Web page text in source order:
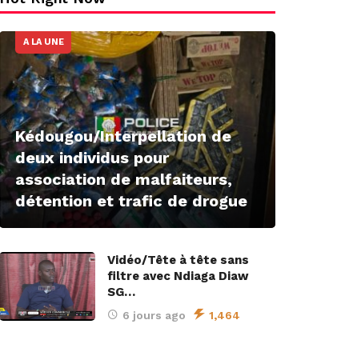
A LA UNE
Kédougou/Interpellation de
deux individus pour
association de malfaiteurs,
détention et trafic de drogue
Vidéo/Tête à tête sans
filtre avec Ndiaga Diaw
SG…
6 jours ago 1,464